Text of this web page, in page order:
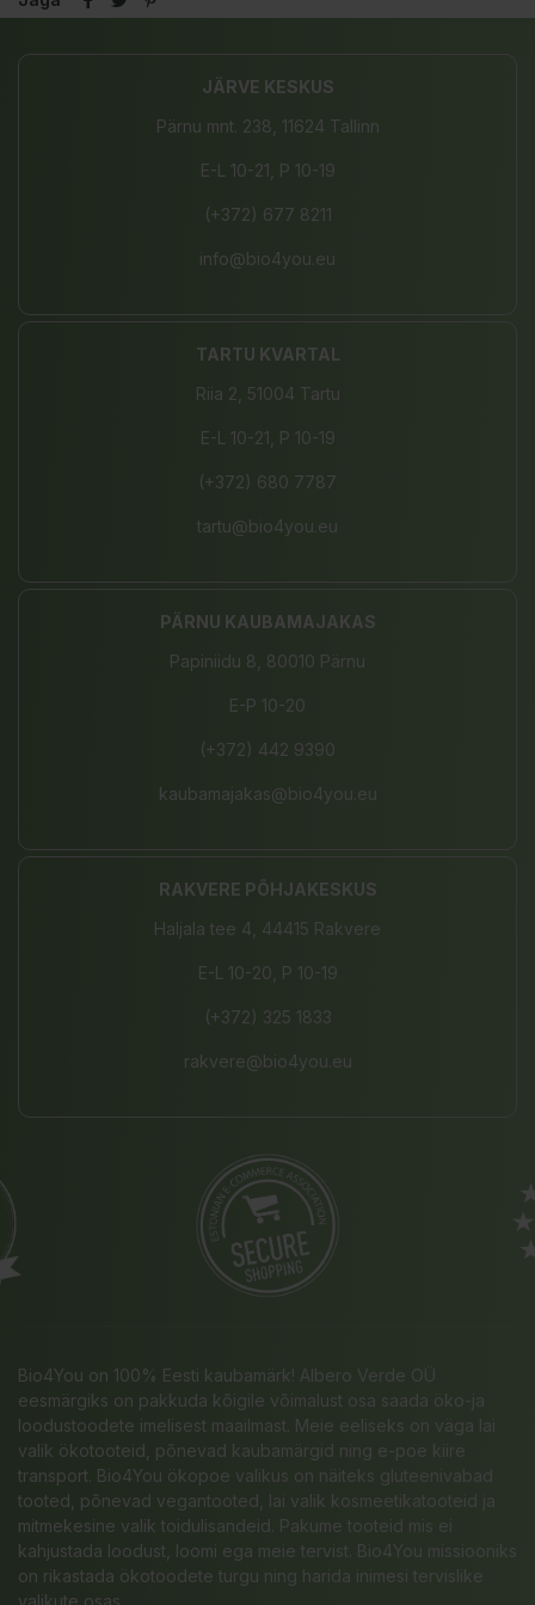
JÄRVE KESKUS
Pärnu mnt. 238, 11624 Tallinn
E-L 10-21, P 10-19
(+372) 677 8211
info@bio4you.eu
TARTU KVARTAL
Riia 2, 51004 Tartu
E-L 10-21, P 10-19
(+372) 680 7787
tartu@bio4you.eu
PÄRNU KAUBAMAJAKAS
Papiniidu 8, 80010 Pärnu
E-P 10-20
(+372) 442 9390
kaubamajakas@bio4you.eu
RAKVERE PÕHJAKESKUS
Haljala tee 4, 44415 Rakvere
E-L 10-20, P 10-19
(+372) 325 1833
rakvere@bio4you.eu
Bio4You on 100% Eesti kaubamärk! Albero Verde OÜ
eesmärgiks on pakkuda kõigile võimalust osa saada öko-ja
loodustoodete imelisest maailmast. Meie eeliseks on väga lai
valik ökotooteid, põnevad kaubamärgid ning e-poe kiire
transport. Bio4You ökopoe valikus on näiteks gluteenivabad
tooted, põnevad vegantooted, lai valik kosmeetikatooteid ja
mitmekesine valik toidulisandeid. Pakume tooteid mis ei
kahjustada loodust, loomi ega meie tervist. Bio4You missiooniks
on rikastada ökotoodete turgu ning harida inimesi tervislike
valikute osas.